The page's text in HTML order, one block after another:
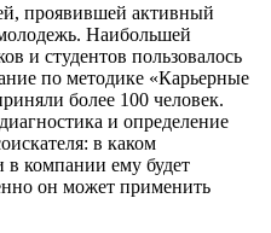
проявившей активный
Наибольшей
и студентов пользовалось
по методике «Карьерные
более 100 человек.
и определение
в каком
в компании ему будет
он может применить